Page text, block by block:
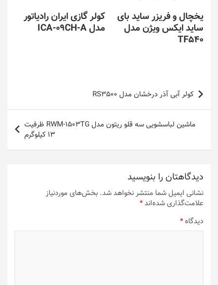
یخچال و فریزر ساید بای
ساید ایکس ویژن مدل
TF540
کولر گازی ایران رادیاتور
مدل ICA-09CH-A
راهبری
نوشته
کولر آبی آذر درخشان مدل RS3500
ماشین لباسشویی سه قلو ریتون مدل RWM-1503TG ظرفیت
13 کیلوگرم
دیدگاهتان را بنویسید
نشانی ایمیل شما منتشر نخواهد شد. بخش‌های موردنیاز
علامت‌گذاری شده‌اند*
دیدگاه*